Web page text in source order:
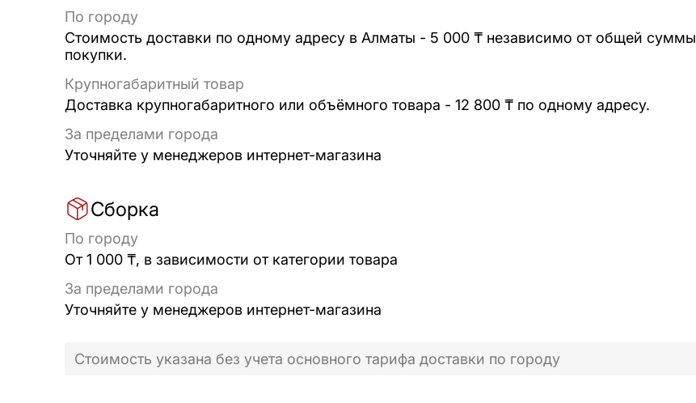
По городу
Стоимость доставки по одному адресу в Алматы - 5 000 ₸ независимо от общей суммы
покупки.
Крупногабаритный товар
Доставка крупногабаритного или объёмного товара - 12 800 ₸ по одному адресу.
За пределами города
Уточняйте у менеджеров интернет-магазина
Сборка
По городу
От 1 000 ₸, в зависимости от категории товара
За пределами города
Уточняйте у менеджеров интернет-магазина
Стоимость указана без учета основного тарифа доставки по городу